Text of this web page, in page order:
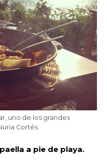
uno de los grandes
Cortés
a pie de playa.